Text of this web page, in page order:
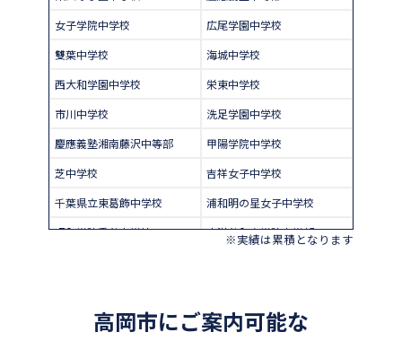
女子学院中学校
広尾学園中学校
雙葉中学校
海城中学校
西大和学園中学校
栄東中学校
市川中学校
洗足学園中学校
慶應義塾湘南藤沢中等部
甲陽学院中学校
芝中学校
吉祥女子中学校
千葉県立東葛飾中学校
浦和明の星女子中学校
昭和学院秀英中学校
東洋英和女学院中学部
北嶺中学校
白百合学園中学校
※実績は累積となります
高岡市にご案内可能な